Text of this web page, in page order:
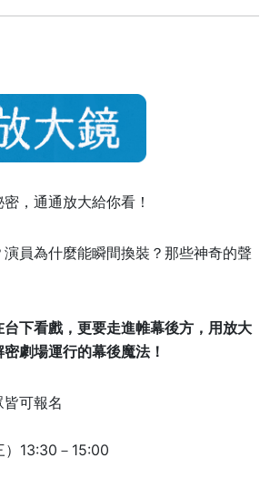
，通通放大給你看！
員為什麼能瞬間換裝？那些神奇的聲
下看戲，更要走進帷幕後方，用放大
劇場運行的幕後魔法！
可報名
13:30－15:00